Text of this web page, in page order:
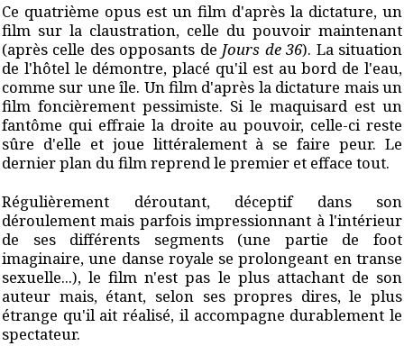
Ce quatrième opus est un film d'après la dictature, un
film sur la claustration, celle du pouvoir maintenant
(après celle des opposants de Jours de 36). La situation
de l'hôtel le démontre, placé qu'il est au bord de l'eau,
comme sur une île. Un film d'après la dictature mais un
film foncièrement pessimiste. Si le maquisard est un
fantôme qui effraie la droite au pouvoir, celle-ci reste
sûre d'elle et joue littéralement à se faire peur. Le
dernier plan du film reprend le premier et efface tout.
Régulièrement déroutant, déceptif dans son
déroulement mais parfois impressionnant à l'intérieur
de ses différents segments (une partie de foot
imaginaire, une danse royale se prolongeant en transe
sexuelle...), le film n'est pas le plus attachant de son
auteur mais, étant, selon ses propres dires, le plus
étrange qu'il ait réalisé, il accompagne durablement le
spectateur.